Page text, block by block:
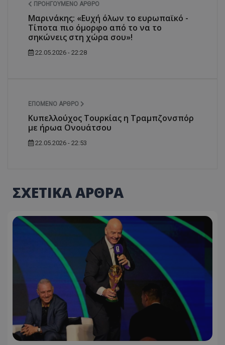
ΠΡΟΗΓΟΎΜΕΝΟ ΆΡΘΡΟ
Μαρινάκης: «Ευχή όλων το ευρωπαϊκό -
Τίποτα πιο όμορφο από το να το
σηκώνεις στη χώρα σου»!
22.05.2026 - 22:28
ΕΠΌΜΕΝΟ ΆΡΘΡΟ
Κυπελλούχος Τουρκίας η Τραμπζονσπόρ
με ήρωα Ονουάτσου
22.05.2026 - 22:53
ΣΧΕΤΙΚΑ ΑΡΘΡΑ